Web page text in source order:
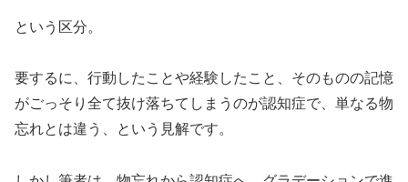
という区分。
要するに、行動したことや経験したこと、そのものの記憶
がごっそり全て抜け落ちてしまうのが認知症で、単なる物
忘れとは違う、という見解です。